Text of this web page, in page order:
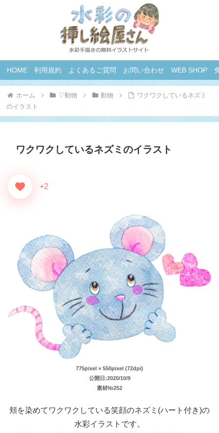
HOME 利用規約 よくあるご質問 お問い合わせ WEB SHOP
ホーム ▽動物 動物
ワクワクしているネズミ
のイラスト
ワクワクしているネズミのイラスト
+2
775pixel × 550pixel (72dpi)
公開日:2020/10/9
素材№252
頬を染めてワクワクしている笑顔のネズミ(ハート付き)の
水彩イラストです。